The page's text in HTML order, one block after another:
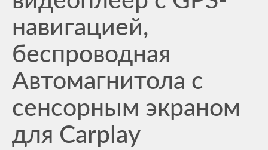
навигацией,
беспроводная
Автомагнитола с
сенсорным экраном
для Carplay